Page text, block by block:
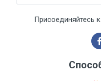
Присоединяйтесь